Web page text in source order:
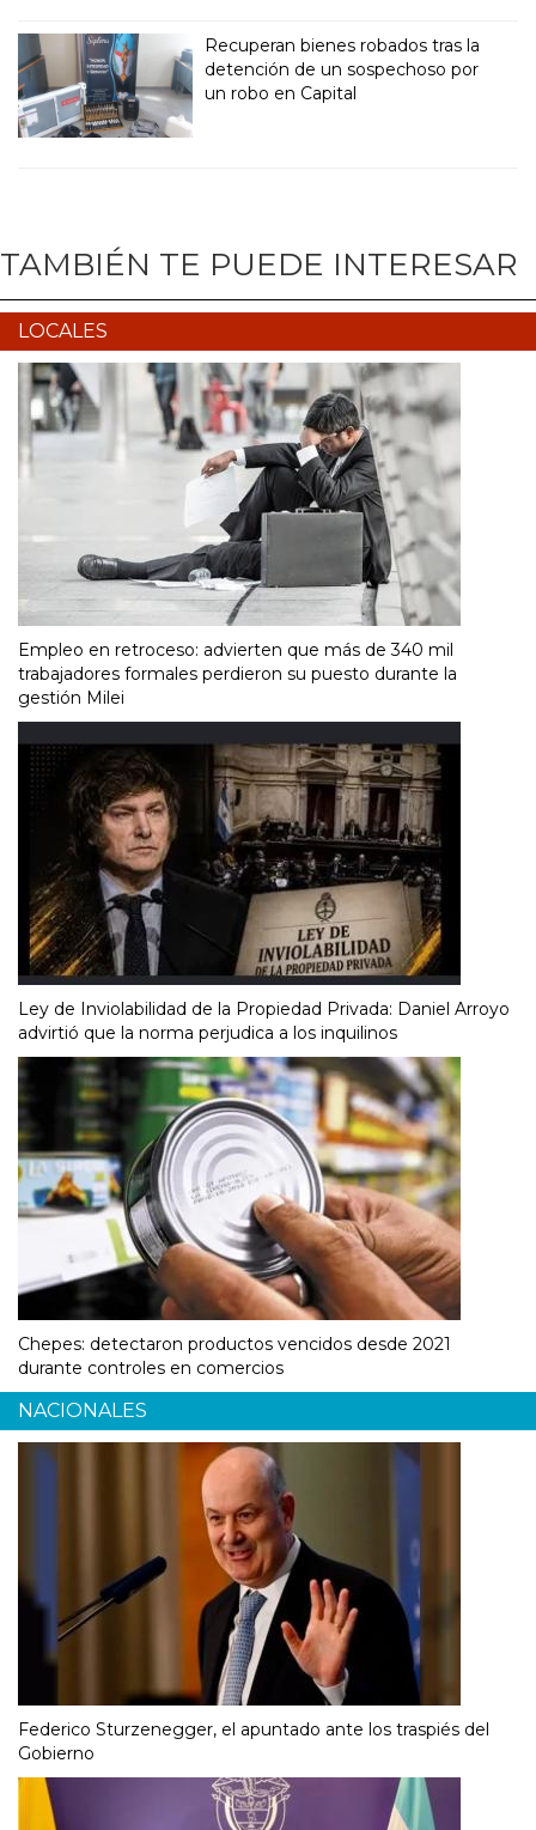
Recuperan bienes robados tras la
detención de un sospechoso por
un robo en Capital
TAMBIÉN TE PUEDE INTERESAR
LOCALES
Empleo en retroceso: advierten que más de 340 mil
trabajadores formales perdieron su puesto durante la
gestión Milei
Ley de Inviolabilidad de la Propiedad Privada: Daniel Arroyo
advirtió que la norma perjudica a los inquilinos
Chepes: detectaron productos vencidos desde 2021
durante controles en comercios
NACIONALES
Federico Sturzenegger, el apuntado ante los traspiés del
Gobierno